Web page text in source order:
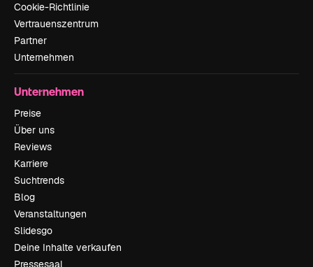
Cookie-Richtlinie
Vertrauenszentrum
Partner
Unternehmen
Unternehmen
Preise
Über uns
Reviews
Karriere
Suchtrends
Blog
Veranstaltungen
Slidesgo
Deine Inhalte verkaufen
Pressesaal